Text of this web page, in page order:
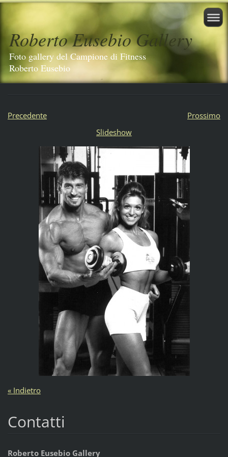
Roberto Eusebio Gallery
Foto gallery del Campione di Fitness
Roberto Eusebio
Precedente
Prossimo
Slideshow
« Indietro
Contatti
Roberto Eusebio Gallery